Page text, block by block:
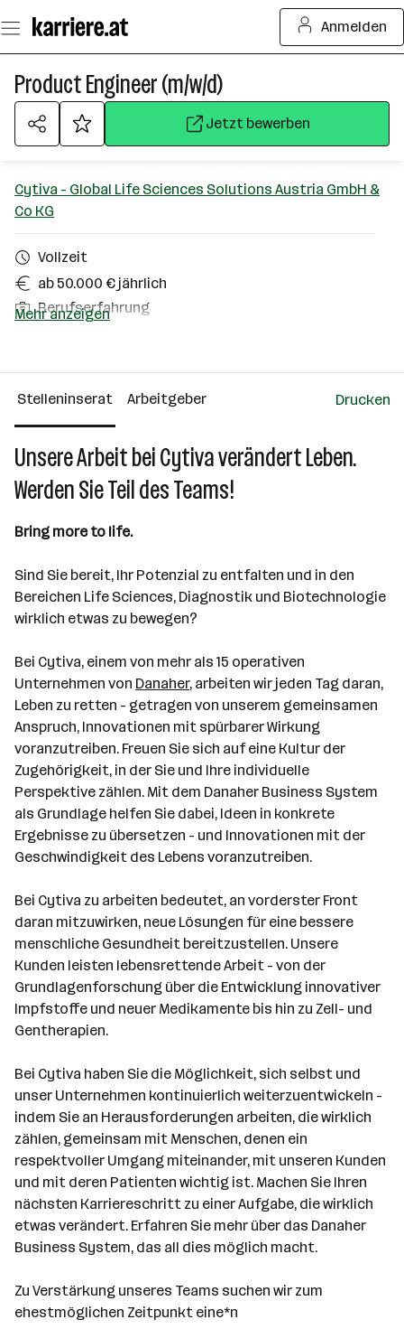
Seiteninhalt
springen
Anmelden
Product Engineer (m/w/d)
Jetzt bewerben
Cytiva - Global Life Sciences Solutions Austria GmbH &
Co KG
Vollzeit
ab 50.000 € jährlich
Berufserfahrung
Über das Unternehmen
101 - 500 Mitarbeiter*innen
Pasching
Mehr anzeigen
Stelleninserat Arbeitgeber Drucken
Unsere Arbeit bei Cytiva verändert Leben.
Werden Sie Teil des Teams!
Bring more to life.
Sind Sie bereit, Ihr Potenzial zu entfalten und in den
Bereichen Life Sciences, Diagnostik und Biotechnologie
wirklich etwas zu bewegen?
Bei Cytiva, einem von mehr als 15 operativen
Unternehmen von Danaher, arbeiten wir jeden Tag daran,
Leben zu retten - getragen von unserem gemeinsamen
Anspruch, Innovationen mit spürbarer Wirkung
voranzutreiben. Freuen Sie sich auf eine Kultur der
Zugehörigkeit, in der Sie und Ihre individuelle
Perspektive zählen. Mit dem Danaher Business System
als Grundlage helfen Sie dabei, Ideen in konkrete
Ergebnisse zu übersetzen - und Innovationen mit der
Geschwindigkeit des Lebens voranzutreiben.
Bei Cytiva zu arbeiten bedeutet, an vorderster Front
daran mitzuwirken, neue Lösungen für eine bessere
menschliche Gesundheit bereitzustellen. Unsere
Kunden leisten lebensrettende Arbeit - von der
Grundlagenforschung über die Entwicklung innovativer
Impfstoffe und neuer Medikamente bis hin zu Zell- und
Gentherapien.
Bei Cytiva haben Sie die Möglichkeit, sich selbst und
unser Unternehmen kontinuierlich weiterzuentwickeln -
indem Sie an Herausforderungen arbeiten, die wirklich
zählen, gemeinsam mit Menschen, denen ein
respektvoller Umgang miteinander, mit unseren Kunden
und mit deren Patienten wichtig ist. Machen Sie Ihren
nächsten Karriereschritt zu einer Aufgabe, die wirklich
etwas verändert. Erfahren Sie mehr über das Danaher
Business System, das all dies möglich macht.
Zu Verstärkung unseres Teams suchen wir zum
ehestmöglichen Zeitpunkt eine*n